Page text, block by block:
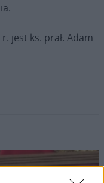
jest ks. prał. Adam